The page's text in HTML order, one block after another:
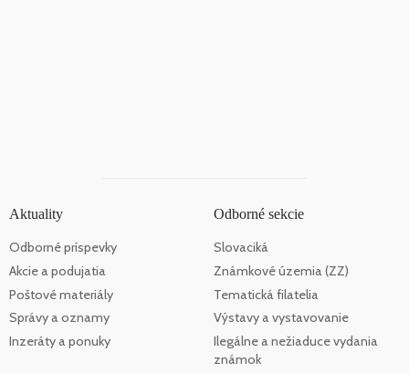
Aktuality
Odborné príspevky
Akcie a podujatia
Poštové materiály
Správy a oznamy
Inzeráty a ponuky
Odborné sekcie
Slovaciká
Známkové územia (ZZ)
Tematická filatelia
Výstavy a vystavovanie
Ilegálne a nežiaduce vydania
známok